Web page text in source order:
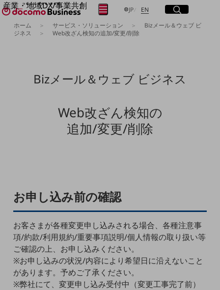
産業・地域DX/事業共創
OPEN HUB for Plural Futures
自律・分散・協調型社会の実現を目指し、
プレイヤー(カタリスト/パートナー企業)
産業・地域DXプラットフォーマーとして
企業と地域が持続成長する社会を目指します
地域の取り組み
地域社会を支える皆さまと地域課題の解決や
地域経済のさらなる活性化に取り組みます
自治体・地域社会との共創
LGPF(Local Government Platform)
別ウィンドウで開きます
JP日本語
EN Englishサイト内検索
開く
メニュー
開く
取り組みを検索
ホーム サービス・ソリューション
Bizメール＆ウェブ ビ
ジネス
Web改ざん検知の追加/変更/削除
Bizメール＆ウェブ ビジネス
Web改ざん検知の
追加/変更/削除
お申し込み前の確認
お客さまが各種変更申し込みされる場合、各種注意事
項/約款/利用規約/重要事項説明/個人情報の取り扱い等
ご確認の上、お申し込みください。
※お申し込みの状況/内容により希望日に沿えないこと
があります。予めご了承ください。
※弊社にて、変更申し込み受付中（変更工事完了前）